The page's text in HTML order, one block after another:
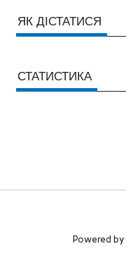
ЯК ДІСТАТИСЯ
СТАТИСТИКА
Powered by